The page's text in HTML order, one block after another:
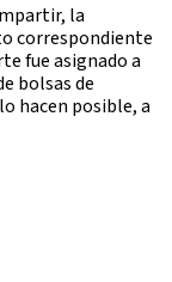
la
correspondiente
fue asignado a
bolsas de
hacen posible, a